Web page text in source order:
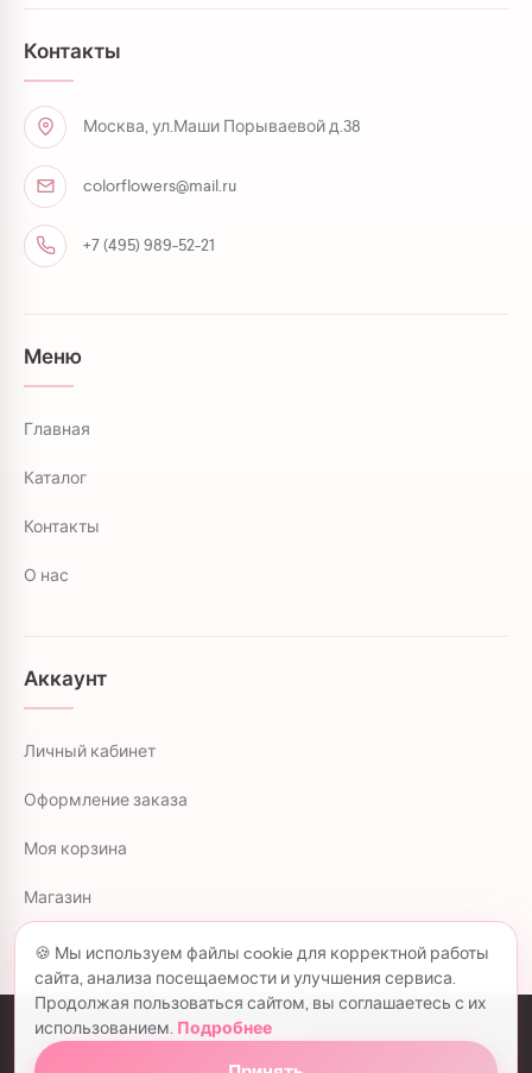
Контакты
Москва, ул.Маши Порываевой д.38
colorflowers@mail.ru
+7 (495) 989-52-21
Меню
Главная
Каталог
Контакты
О нас
Аккаунт
Личный кабинет
Оформление заказа
Моя корзина
Магазин
colorflowers.ru © 2026 все права защищены.
Политика конфиденциальности
🍪 Мы используем файлы cookie для корректной работы
сайта, анализа посещаемости и улучшения сервиса.
Продолжая пользоваться сайтом, вы соглашаетесь с их
использованием. Подробнее